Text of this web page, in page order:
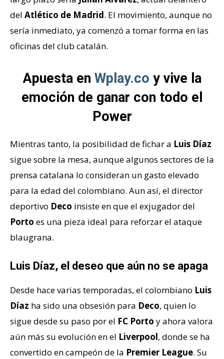
del Atlético de Madrid. El movimiento, aunque no
sería inmediato, ya comenzó a tomar forma en las
oficinas del club catalán.
Apuesta en Wplay.co y vive la
emoción de ganar con todo el
Power
Mientras tanto, la posibilidad de fichar a Luis Díaz
sigue sobre la mesa, aunque algunos sectores de la
prensa catalana lo consideran un gasto elevado
para la edad del colombiano. Aun así, el director
deportivo Deco insiste en que el exjugador del
Porto es una pieza ideal para reforzar el ataque
blaugrana.
Luis Díaz, el deseo que aún no se apaga
Desde hace varias temporadas, el colombiano Luis
Díaz ha sido una obsesión para Deco, quien lo
sigue desde su paso por el FC Porto y ahora valora
aún más su evolución en el Liverpool, donde se ha
convertido en campeón de la Premier League. Su